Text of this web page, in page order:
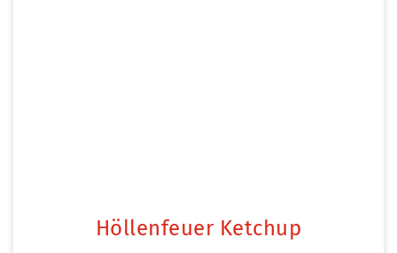
Höllenfeuer Ketchup